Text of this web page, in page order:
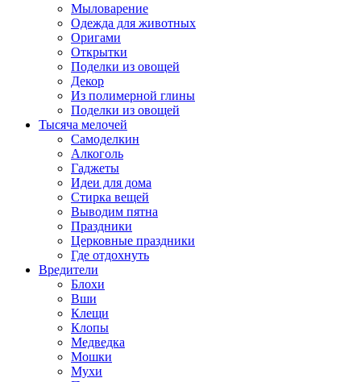
Мыловарение
Одежда для животных
Оригами
Открытки
Поделки из овощей
Декор
Из полимерной глины
Поделки из овощей
Тысяча мелочей
Самоделкин
Алкоголь
Гаджеты
Идеи для дома
Стирка вещей
Выводим пятна
Праздники
Церковные праздники
Где отдохнуть
Вредители
Блохи
Вши
Клещи
Клопы
Медведка
Мошки
Мухи